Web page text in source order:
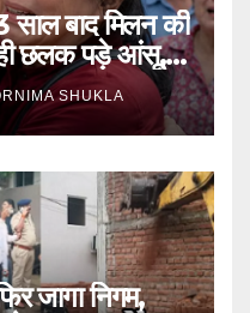
बाद मिलन की
छलक पड़े आंसू,
SHUKLA
जागा निगम,